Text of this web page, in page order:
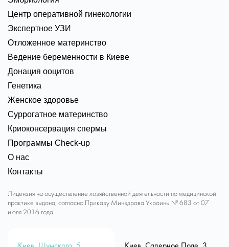
Центр оперативной гинекологии
Экспертное УЗИ
Отложенное материнство
Ведение беременности в Киеве
Донация ооцитов
Генетика
Женское здоровье
Суррогатное материнство
Криоконсервация спермы
Программы Check-up
О нас
Контакты
Лицензия на осуществление хозяйственной деятельности по медицинской
практике выдана, согласно Приказу Минздрава Украины № 683 от 07
июля 2016 года.